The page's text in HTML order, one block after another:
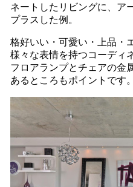
ネートしたリビングに、ア
プラスした例。
格好いい・可愛い・上品・
様々な表情を持つコーディ
フロアランプとチェアの金
あるところもポイントです。